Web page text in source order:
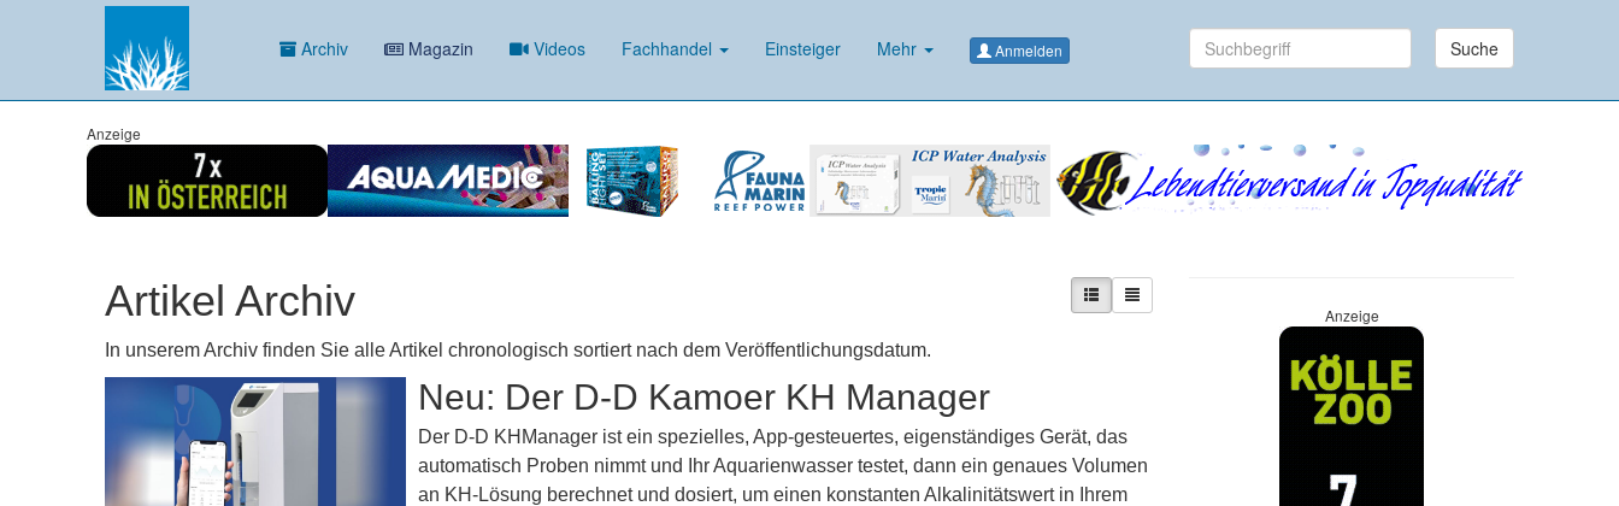
Archiv Magazin Videos Fachhandel Einsteiger Mehr Anmelden Suche
Anzeige
Artikel Archiv
In unserem Archiv finden Sie alle Artikel chronologisch sortiert nach dem Veröffentlichungsdatum.
Neu: Der D-D Kamoer KH Manager
Der D-D KHManager ist ein spezielles, App-gesteuertes, eigenständiges Gerät, das
automatisch Proben nimmt und Ihr Aquarienwasser testet, dann ein genaues Volumen
an KH-Lösung berechnet und dosiert, um einen konstanten Alkalinitätswert in Ihrem
Anzeige